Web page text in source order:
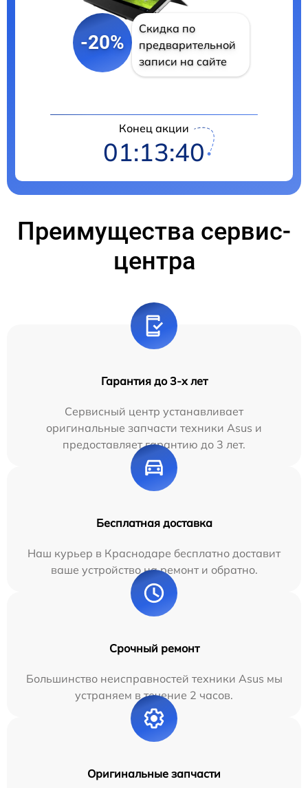
-20%
Скидка по
предварительной
записи на сайте
Конец акции
01:13:39
Преимущества сервис-
центра
Гарантия до 3-х лет
Сервисный центр устанавливает
оригинальные запчасти техники Asus и
предоставляет гарантию до 3 лет.
Бесплатная доставка
Наш курьер в Краснодаре бесплатно доставит
ваше устройство на ремонт и обратно.
Срочный ремонт
Большинство неисправностей техники Asus мы
устраняем в течение 2 часов.
Оригинальные запчасти